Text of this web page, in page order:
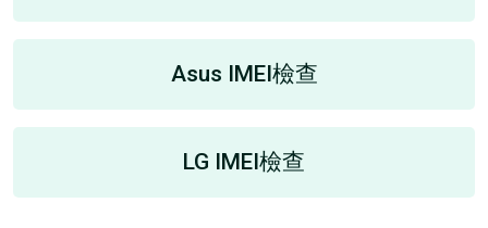
Asus IMEI檢查
LG IMEI檢查